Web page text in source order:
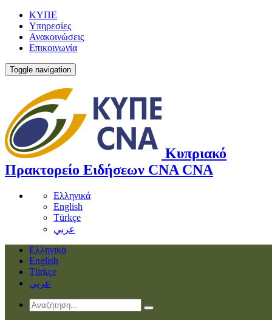
ΚΥΠΕ
Υπηρεσίες
Ανακοινώσεις
Επικοινωνία
Toggle navigation
Κυπριακό
Πρακτορείο Ειδήσεων CNA CNA
Ελληνικά
English
Türkçe
عربي
Ελληνικά
English
Türkçe
عربي